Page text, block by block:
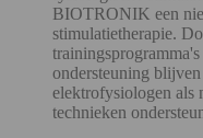
BIOTRONIK een
stimulatietherapie.
ondersteuning
elektrofysiologen als
technieken